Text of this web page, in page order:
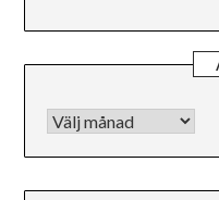
Arkiv